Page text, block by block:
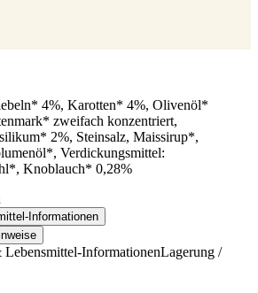
4%, Karotten* 4%, Olivenöl*
zweifach konzentriert,
2%, Steinsalz, Maissirup*,
Verdickungsmittel:
Knoblauch* 0,28%
Informationen
InformationenLagerung /